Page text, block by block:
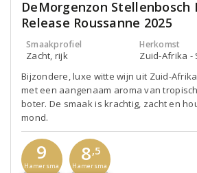
DeMorgenzon Stellenbosch
Release Roussanne 2025
Smaakprofiel
Zacht, rijk
Herkomst
Zuid-Afrika -
Bijzondere, luxe witte wijn uit Zuid-
met een aangenaam aroma van
boter. De smaak is krachtig, zacht en
mond.
9
Hamersma
8,5
Hamersma